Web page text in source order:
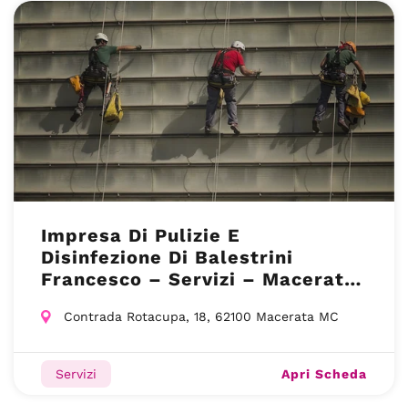
Impresa Di Pulizie E
Disinfezione Di Balestrini
Francesco – Servizi – Macerata
Contrada Rotacupa, 18, 62100 Macerata MC
Servizi Apri Scheda